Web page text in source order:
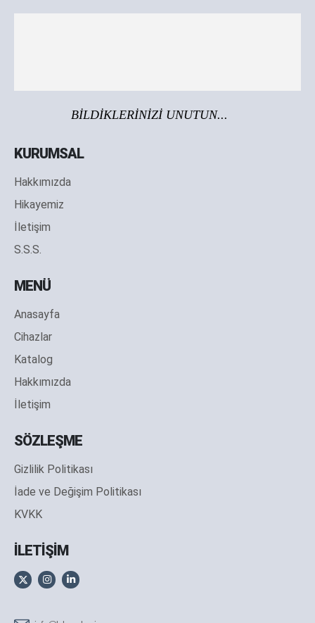
BİLDİKLERİNİZİ UNUTUN...
KURUMSAL
Hakkımızda
Hikayemiz
İletişim
S.S.S.
MENÜ
Anasayfa
Cihazlar
Katalog
Hakkımızda
İletişim
SÖZLEŞME
Gizlilik Politikası
İade ve Değişim Politikası
KVKK
İLETİŞİM